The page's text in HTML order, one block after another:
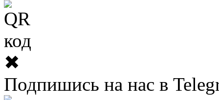
✖
Подпишись на нас в